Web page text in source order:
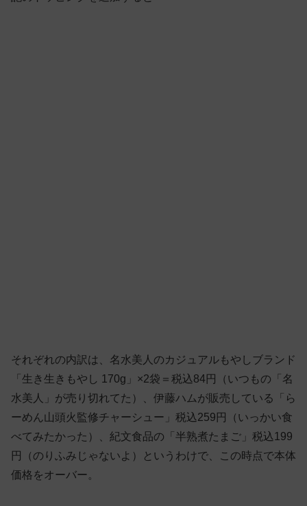
それぞれの内訳は、名水美人のカジュアルもやしブランド
「生き生きもやし 170g」×2袋＝税込84円（いつもの「名
水美人」が売り切れてた）、伊藤ハムが販売している「ら
ーめん山頭火監修チャーシュー」税込259円（いっかい食
べてみたかった）、紀文食品の「半熟煮たまご」税込199
円（のりふみじゃないよ）というわけで、この時点で本体
価格をオーバー。